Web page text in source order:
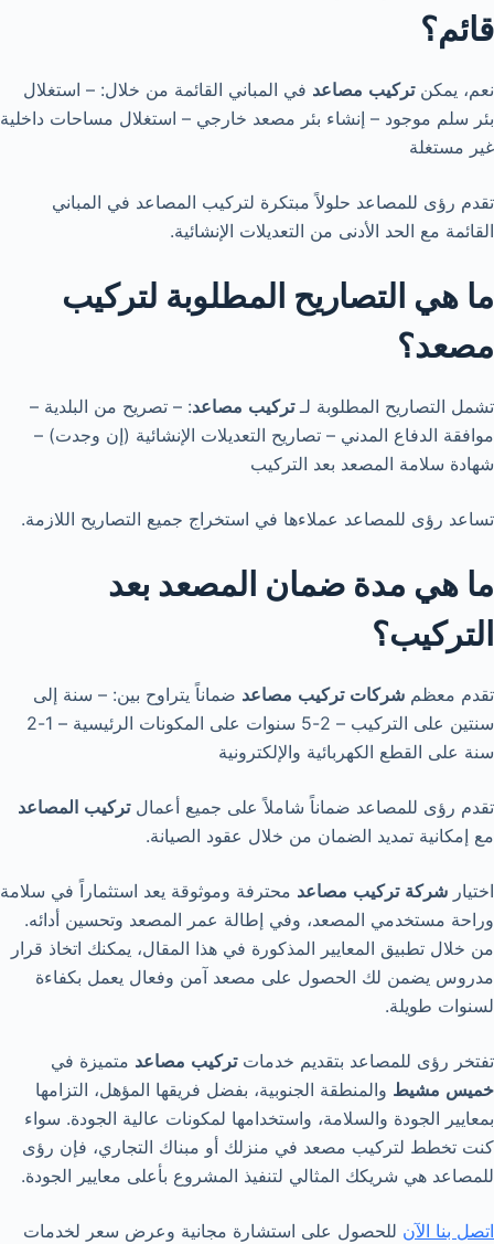
قائم؟
نعم، يمكنتركيب مصاعد في المباني القائمة من خلال: – استغلال
بئر سلم موجود – إنشاء بئر مصعد خارجي – استغلال مساحات داخلية
غير مستغلة
تقدم رؤى للمصاعد حلولاً مبتكرة لتركيب المصاعد في المباني
القائمة مع الحد الأدنى من التعديلات الإنشائية.
ما هي التصاريح المطلوبة لتركيب
مصعد؟
تشمل التصاريح المطلوبة لـتركيب مصاعد: – تصريح من البلدية –
موافقة الدفاع المدني – تصاريح التعديلات الإنشائية (إن وجدت) –
شهادة سلامة المصعد بعد التركيب
تساعد رؤى للمصاعد عملاءها في استخراج جميع التصاريح اللازمة.
ما هي مدة ضمان المصعد بعد
التركيب؟
تقدم معظم شركات تركيب مصاعد ضماناً يتراوح بين: – سنة إلى
سنتين على التركيب – 2-5 سنوات على المكونات الرئيسية – 1-2
سنة على القطع الكهربائية والإلكترونية
تقدم رؤى للمصاعد ضماناً شاملاً على جميع أعمالتركيب المصاعد
مع إمكانية تمديد الضمان من خلال عقود الصيانة.
اختيار شركة تركيب مصاعد محترفة وموثوقة يعد استثماراً في سلامة
وراحة مستخدمي المصعد، وفي إطالة عمر المصعد وتحسين أدائه.
من خلال تطبيق المعايير المذكورة في هذا المقال، يمكنك اتخاذ قرار
مدروس يضمن لك الحصول على مصعد آمن وفعال يعمل بكفاءة
لسنوات طويلة.
تفتخر رؤى للمصاعد بتقديم خدماتتركيب مصاعد متميزة في
خميس مشيط والمنطقة الجنوبية، بفضل فريقها المؤهل، التزامها
بمعايير الجودة والسلامة، واستخدامها لمكونات عالية الجودة. سواء
كنت تخطط لتركيب مصعد في منزلك أو مبناك التجاري، فإن رؤى
للمصاعد هي شريكك المثالي لتنفيذ المشروع بأعلى معايير الجودة.
اتصل بنا الآن للحصول على استشارة مجانية وعرض سعر لخدمات